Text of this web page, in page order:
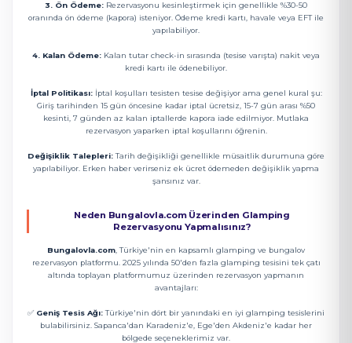
3. Ön Ödeme: Rezervasyonu kesinleştirmek için genellikle %30-50
oranında ön ödeme (kapora) isteniyor. Ödeme kredi kartı, havale veya EFT ile
yapılabiliyor.
4. Kalan Ödeme: Kalan tutar check-in sırasında (tesise varışta) nakit veya
kredi kartı ile ödenebiliyor.
İptal Politikası:İptal koşulları tesisten tesise değişiyor ama genel kural şu:
Giriş tarihinden 15 gün öncesine kadar iptal ücretsiz, 15-7 gün arası %50
kesinti, 7 günden az kalan iptallerde kapora iade edilmiyor. Mutlaka
rezervasyon yaparken iptal koşullarını öğrenin.
Değişiklik Talepleri:Tarih değişikliği genellikle müsaitlik durumuna göre
yapılabiliyor. Erken haber verirseniz ek ücret ödemeden değişiklik yapma
şansınız var.
Neden Bungalovla.com Üzerinden Glamping
Rezervasyonu Yapmalısınız?
Bungalovla.com , Türkiye'nin en kapsamlı glamping ve bungalov
rezervasyon platformu. 2025 yılında 50'den fazla glamping tesisini tek çatı
altında toplayan platformumuz üzerinden rezervasyon yapmanın
avantajları:
✅ Geniş Tesis Ağı:Türkiye'nin dört bir yanındaki en iyi glamping tesislerini
bulabilirsiniz. Sapanca'dan Karadeniz'e, Ege'den Akdeniz'e kadar her
bölgede seçeneklerimiz var.